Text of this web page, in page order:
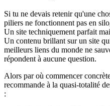
Si tu ne devais retenir qu'une
piliers ne fonctionnent pas en
Un site techniquement parfait
Un contenu brillant sur un site
meilleurs liens du monde ne
répondent à aucune question.
Alors par où commencer
recommande à la quasi-totalité
: